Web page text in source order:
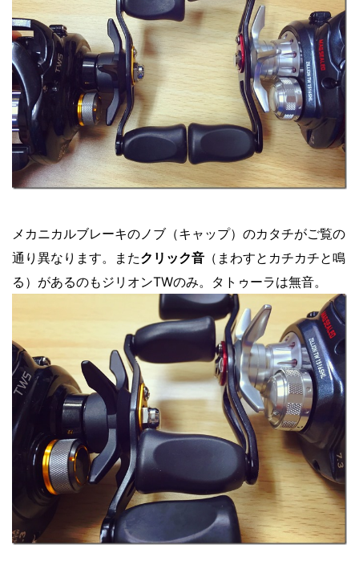
メカニカルブレーキのノブ（キャップ）のカタチがご覧の
通り異なります。またクリック音 （まわすとカチカチと鳴
る）があるのもジリオンTWのみ。タトゥーラは無音。